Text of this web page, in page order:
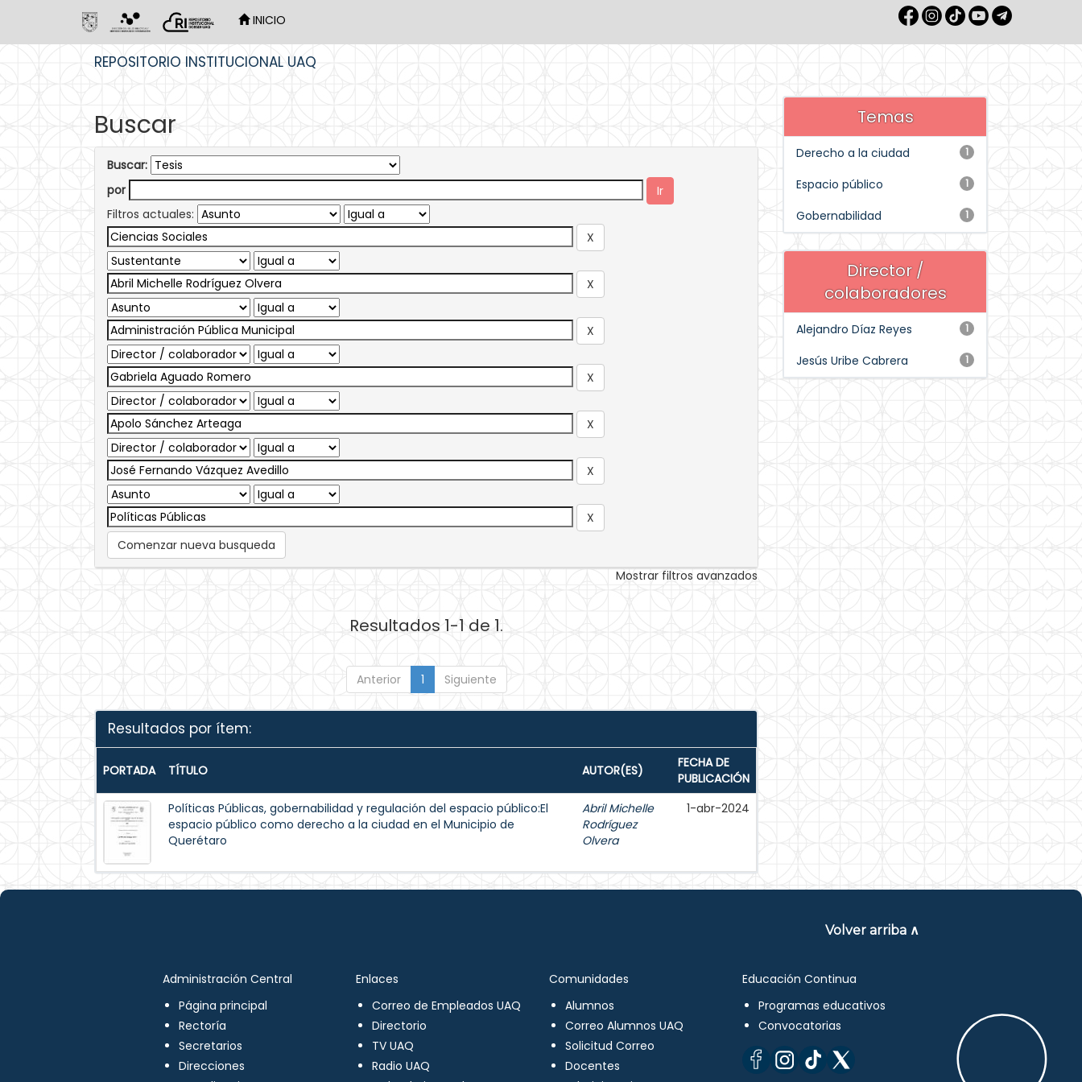
INICIO
REPOSITORIO INSTITUCIONAL UAQ
Buscar
Buscar:
por
Filtros actuales:
Comenzar nueva busqueda
Mostrar filtros avanzados
Resultados 1-1 de 1.
Anterior 1 Siguiente
Resultados por ítem:
PORTADA TÍTULO AUTOR(ES)
FECHA DE
PUBLICACIÓN
Políticas Públicas, gobernabilidad y regulación del espacio público:El
espacio público como derecho a la ciudad en el Municipio de
Querétaro
Abril Michelle
Rodríguez
Olvera
1-abr-2024
Temas
1
Derecho a la ciudad
1
Espacio público
1
Gobernabilidad
Director /
colaboradores
1
Alejandro Díaz Reyes
1
Jesús Uribe Cabrera
Volver arriba ∧
Administración Central
Página principal
Rectoría
Secretarios
Direcciones
Enlaces
Correo de Empleados UAQ
Directorio
TV UAQ
Radio UAQ
Comunidades
Alumnos
Correo Alumnos UAQ
Solicitud Correo
Docentes
Educación Continua
Programas educativos
Convocatorias